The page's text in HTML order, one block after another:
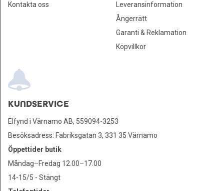
Kontakta oss
Leveransinformation
Ångerrätt
Garanti & Reklamation
Köpvillkor
KUNDSERVICE
Elfynd i Värnamo AB, 559094-3253
Besöksadress: Fabriksgatan 3, 331 35 Värnamo
Öppettider butik
Måndag–Fredag 12.00–17.00
14-15/5 - Stängt